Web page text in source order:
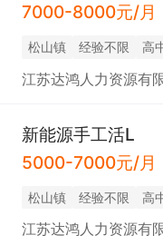
7000-8000元/月
松山镇 经验不限 高
江苏达鸿人力资源有
新能源手工活L
5000-7000元/月
松山镇 经验不限 高
江苏达鸿人力资源有